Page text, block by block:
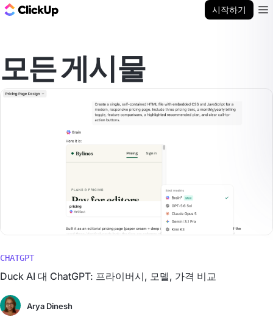
시작하기
모든 게시물
CHATGPT
Duck AI 대 ChatGPT: 프라이버시, 모델, 가격 비교
Arya Dinesh